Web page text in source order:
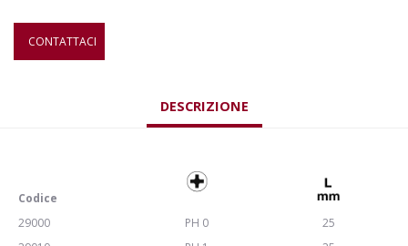
CONTATTACI
DESCRIZIONE
Codice
29000
PH 0
25